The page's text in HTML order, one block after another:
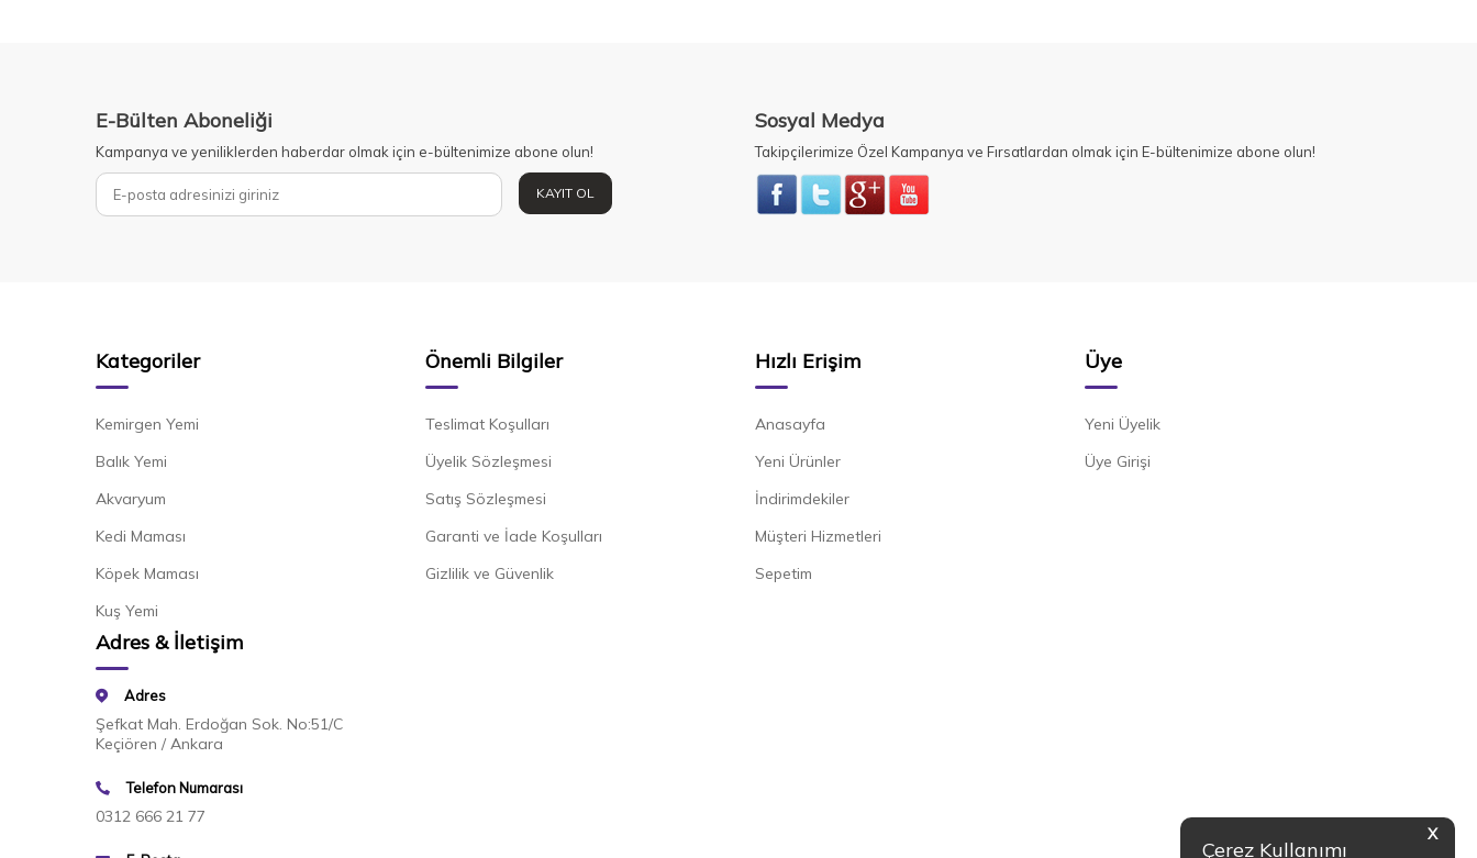
X
Çerez Kullanımı
E-Bülten Aboneliği
Kampanya ve yeniliklerden haberdar olmak için e-bültenimize abone olun!
KAYIT OL
Sosyal Medya
Takipçilerimize Özel Kampanya ve Fırsatlardan olmak için E-bültenimize abone olun!
Kategoriler
Kemirgen Yemi
Balık Yemi
Akvaryum
Kedi Maması
Köpek Maması
Kuş Yemi
Önemli Bilgiler
Teslimat Koşulları
Üyelik Sözleşmesi
Satış Sözleşmesi
Garanti ve İade Koşulları
Gizlilik ve Güvenlik
Hızlı Erişim
Anasayfa
Yeni Ürünler
İndirimdekiler
Müşteri Hizmetleri
Sepetim
Üye
Yeni Üyelik
Üye Girişi
Adres & İletişim
Adres
Şefkat Mah. Erdoğan Sok. No:51/C
Keçiören / Ankara
Telefon Numarası
0312 666 21 77